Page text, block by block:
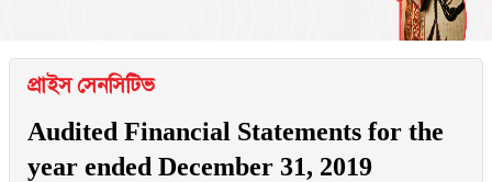
প্রাইস সেনসিটিভ
Audited Financial Statements for the
year ended December 31, 2019